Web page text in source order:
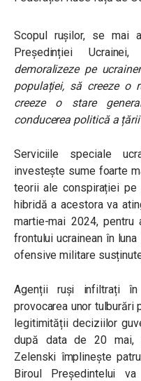
Scopul rușilor, se mai
Președinției
demoralizeze pe
populației, să creeze o
creeze o stare
conducerea politică a
Serviciile speciale
investește sume foarte
teorii ale conspirației pe
hibridă a acestora va
martie-mai 2024,
frontului ucrainean în
ofensive militare
Agenții ruși infiltrați
provocarea unor tulburări
legitimității deciziilor
după data de 20 mai,
Zelenski împlinește
Biroul Președintelui